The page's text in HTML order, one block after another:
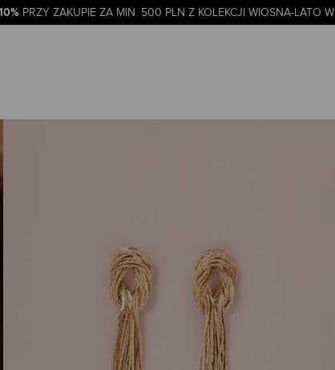
PRZY ZAKUPIE ZA MIN. 500 PLN Z KOLEKCJI WIOSNA-LATO W